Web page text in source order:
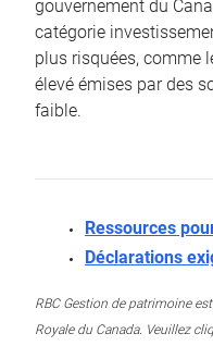
gouvernement du
catégorie
plus risquées, comme
élevé émises par des
faible.
Ressources
Déclarations
RBC Gestion de patrimoine
Royale du Canada. Veuillez